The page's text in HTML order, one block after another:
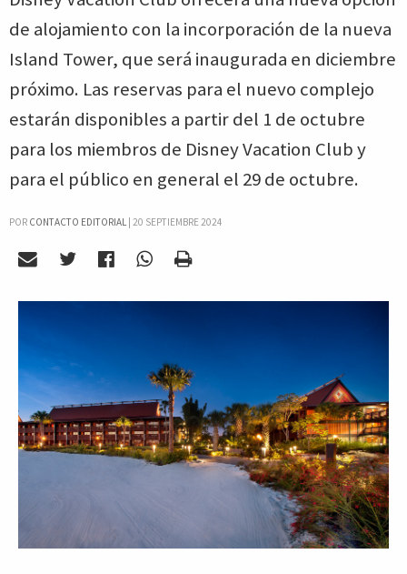
de alojamiento con la incorporación de la nueva
Island Tower, que será inaugurada en diciembre
próximo. Las reservas para el nuevo complejo
estarán disponibles a partir del 1 de octubre
para los miembros de Disney Vacation Club y
para el público en general el 29 de octubre.
POR CONTACTO EDITORIAL| 20 SEPTIEMBRE 2024